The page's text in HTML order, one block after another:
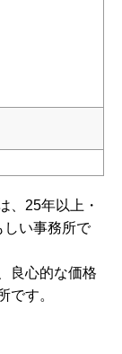
、25年以上・
しい事務所で
良心的な価格
です。